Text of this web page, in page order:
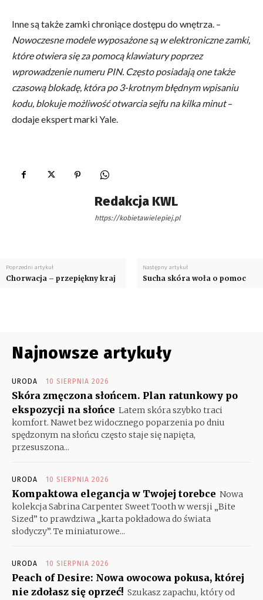
Inne są także zamki chroniące dostępu do wnętrza. –
Nowoczesne modele wyposażone są w elektroniczne zamki,
które otwiera się za pomocą klawiatury poprzez
wprowadzenie numeru PIN. Często posiadają one także
czasową blokadę, która po 3-krotnym błędnym wpisaniu
kodu, blokuje możliwość otwarcia sejfu na kilka minut–
dodaje ekspert marki Yale.
Redakcja KWL
https://kobietawielepiej.pl
Poprzedni artykuł
Chorwacja – przepiękny kraj
Następny artykuł
Sucha skóra woła o pomoc
Najnowsze artykuły
URODA 10 SIERPNIA 2026
Skóra zmęczona słońcem. Plan ratunkowy po
ekspozycji na słońce Latem skóra szybko traci
komfort. Nawet bez widocznego poparzenia po dniu
spędzonym na słońcu często staje się napięta,
przesuszona...
URODA 10 SIERPNIA 2026
Kompaktowa elegancja w Twojej torebce Nowa
kolekcja Sabrina Carpenter Sweet Tooth w wersji „Bite
Sized” to prawdziwa „karta pokładowa do świata
słodyczy”. Te miniaturowe...
URODA 10 SIERPNIA 2026
Peach of Desire: Nowa owocowa pokusa, której
nie zdołasz się oprzeć! Szukasz zapachu, który od